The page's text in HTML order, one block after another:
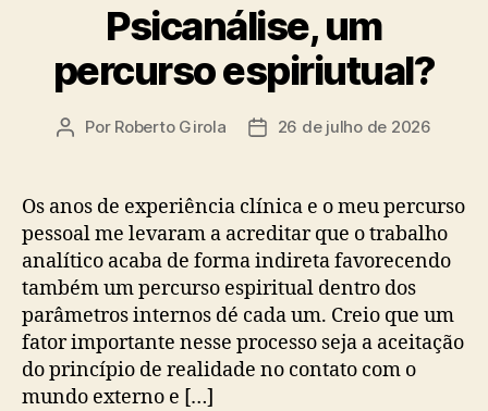
Psicanálise, um
percurso espiriutual?
Autor
Por Roberto Girola
Data26 de julho de 2026
Os anos de experiência clínica e o meu percurso
pessoal me levaram a acreditar que o trabalho
analítico acaba de forma indireta favorecendo
também um percurso espiritual dentro dos
parâmetros internos dé cada um. Creio que um
fator importante nesse processo seja a aceitação
do princípio de realidade no contato com o
mundo externo e […]